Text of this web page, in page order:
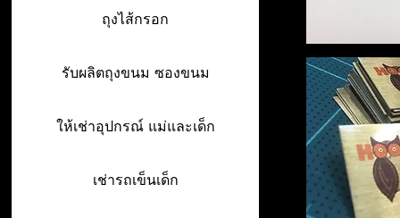
ถุงไส้กรอก
รับผลิตถุงขนม ซองขนม
ให้เช่าอุปกรณ์ แม่และเด็ก
เช่ารถเข็นเด็ก